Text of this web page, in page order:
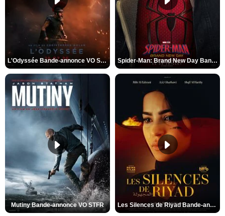
L'Odyssée Bande-annonce VO STFR Spider-Man: Brand New Day Bande-annonce VO STFR
Mutiny Bande-annonce VO STFR Les Silences de Riyad Bande-annonce VO STFR